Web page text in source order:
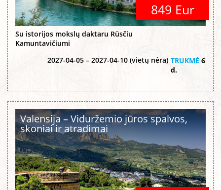
849 Eur
Su istorijos mokslų daktaru Rūsčiu
Kamuntavičiumi
2027-04-05 – 2027-04-10 (vietų nėra) TRUKMĖ 6
d.
Valensija – Viduržemio jūros spalvos,
skoniai ir atradimai